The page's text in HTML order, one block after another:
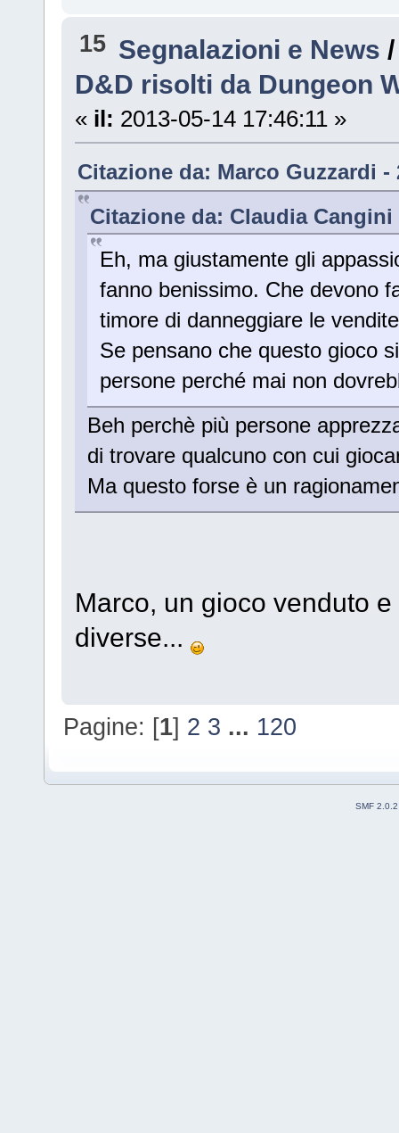
15 Segnalazioni e News
D&D risolti da Dungeon
« il: 2013-05-14 17:46:11 »
Citazione da: Marco Guzzardi -
Citazione da: Claudia Cangini
Eh, ma giustamente gli
fanno benissimo. Che devono
timore di danneggiare le
Se pensano che questo gioco
persone perché mai non
Beh perchè più persone
di trovare qualcuno con cui
Ma questo forse è un
Marco, un gioco venduto
diverse...
Pagine: [1] 2 3 ... 120
SMF 2.0.2